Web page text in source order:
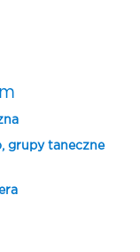
grupy taneczne